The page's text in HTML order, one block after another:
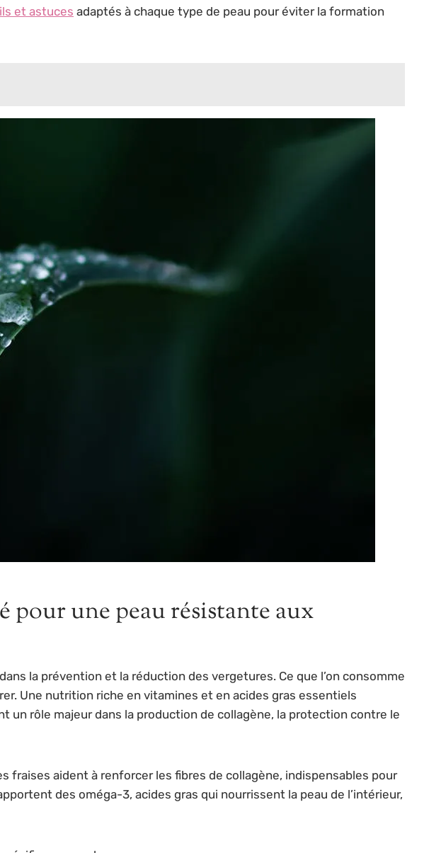
et astuces adaptés à chaque type de peau pour éviter la formation
une peau résistante aux
dans la prévention et la réduction des vergetures. Ce que l’on consomme
Une nutrition riche en vitamines et en acides gras essentiels
un rôle majeur dans la production de collagène, la protection contre le
fraises aident à renforcer les fibres de collagène, indispensables pour
des oméga-3, acides gras qui nourrissent la peau de l’intérieur,